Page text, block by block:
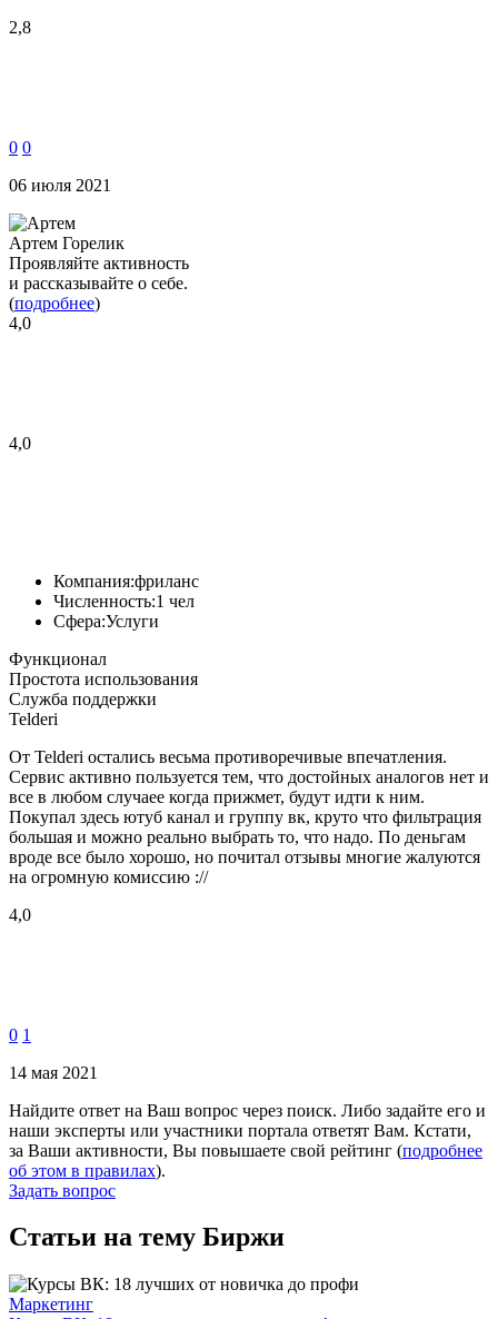
2,8
0 0
06 июля 2021
Артем Горелик
Проявляйте активность
и рассказывайте о себе.
(подробнее)
4,0
4,0
Компания:фриланс
Численность:1 чел
Сфера:Услуги
Функционал
Простота использования
Служба поддержки
Telderi
От Telderi остались весьма противоречивые впечатления.
Сервис активно пользуется тем, что достойных аналогов нет и
все в любом случаее когда прижмет, будут идти к ним.
Покупал здесь ютуб канал и группу вк, круто что фильтрация
большая и можно реально выбрать то, что надо. По деньгам
вроде все было хорошо, но почитал отзывы многие жалуются
на огромную комиссию ://
4,0
0 1
14 мая 2021
Найдите ответ на Ваш вопрос через поиск. Либо задайте его и
наши эксперты или участники портала ответят Вам. Кстати,
за Ваши активности, Вы повышаете свой рейтинг (подробнее
об этом в правилах).
Задать вопрос
Статьи на тему Биржи
Маркетинг